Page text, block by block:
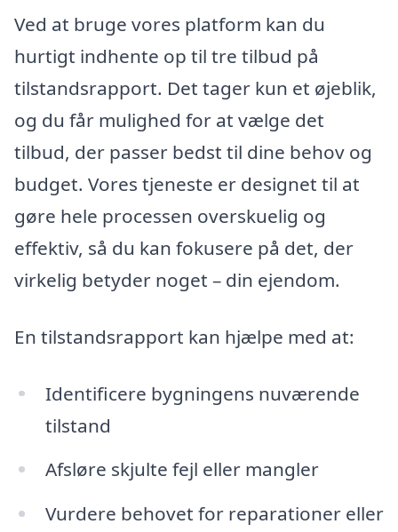
Ved at bruge vores platform kan du
hurtigt indhente op til tre tilbud på
tilstandsrapport. Det tager kun et øjeblik,
og du får mulighed for at vælge det
tilbud, der passer bedst til dine behov og
budget. Vores tjeneste er designet til at
gøre hele processen overskuelig og
effektiv, så du kan fokusere på det, der
virkelig betyder noget – din ejendom.
En tilstandsrapport kan hjælpe med at:
Identificere bygningens nuværende
tilstand
Afsløre skjulte fejl eller mangler
Vurdere behovet for reparationer eller